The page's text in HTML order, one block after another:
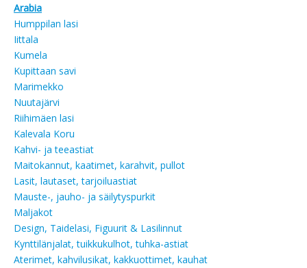
Arabia
Humppilan lasi
Iittala
Kumela
Kupittaan savi
Marimekko
Nuutajärvi
Riihimäen lasi
Kalevala Koru
Kahvi- ja teeastiat
Maitokannut, kaatimet, karahvit, pullot
Lasit, lautaset, tarjoiluastiat
Mauste-, jauho- ja säilytyspurkit
Maljakot
Design, Taidelasi, Figuurit & Lasilinnut
Kynttilänjalat, tuikkukulhot, tuhka-astiat
Aterimet, kahvilusikat, kakkuottimet, kauhat